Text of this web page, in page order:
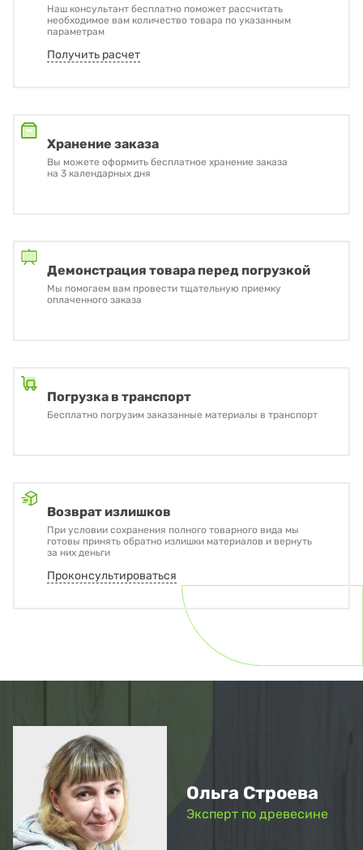
Наш консультант бесплатно поможет рассчитать
необходимое вам количество товара по указанным
параметрам
Получить расчет
Хранение заказа
Вы можете оформить бесплатное хранение заказа
на 3 календарных дня
Демонстрация товара перед погрузкой
Мы помогаем вам провести тщательную приемку
оплаченного заказа
Погрузка в транспорт
Бесплатно погрузим заказанные материалы в транспорт
Возврат излишков
При условии сохранения полного товарного вида мы
готовы принять обратно излишки материалов и вернуть
за них деньги
Проконсультироваться
Ольга Строева
Эксперт по древесине